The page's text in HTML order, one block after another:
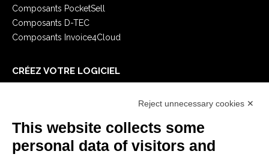
Composants PocketSell
Composants D-TEC
Composants Invoice4Cloud
CRÉEZ VOTRE LOGICIEL
E-Book
Reject unnecessary cookies ✕
This website collects some
personal data of visitors and